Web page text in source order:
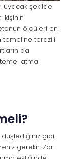
uyacak şekilde
kişinin
ölçüleri en
temeline terazili
da
temel atma
düşlediğiniz gibi
gerekir. Zor